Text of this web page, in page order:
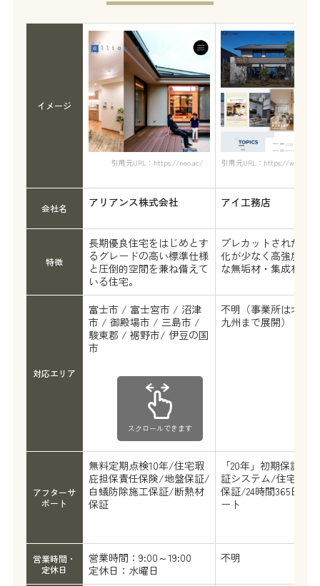
イメージ
引用元URL：https://neo.ac/ 引用元URL：https://www.ai-
会社名 アリアンス株式会社 アイ工務店
特徴
長期優良住宅をはじめとす
るグレードの高い標準仕様
と圧倒的空間を兼ね備えて
いる住宅。
プレカットされた、
化が少なく高強度・
な無垢材・集成材を
対応エリア
富士市 / 富士宮市 / 沼津
市 / 御殿場市 / 三島市 /
駿東郡 / 裾野市/ 伊豆の国
市
不明（事業所は北海
九州まで展開）
アフターサ
ポート
無料定期点検10年/住宅瑕
庇担保責任保険/地盤保証/
白蟻防除施工保証/断熱材
保証
「20年」初期保証/地
証システム/住宅設備
保証/24時間365日受
ート
営業時間・
定休日
営業時間：9:00～19:00
定休日：水曜日
不明
スクロールできます